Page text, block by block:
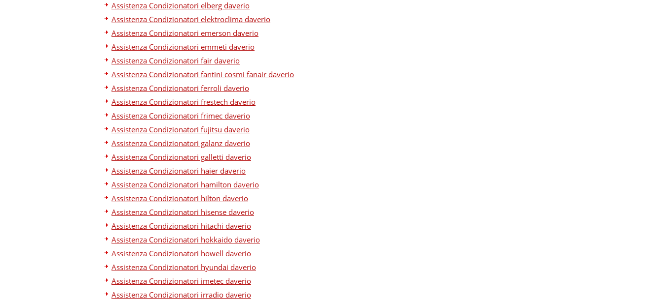
Assistenza Condizionatori elberg daverio
Assistenza Condizionatori elektroclima daverio
Assistenza Condizionatori emerson daverio
Assistenza Condizionatori emmeti daverio
Assistenza Condizionatori fair daverio
Assistenza Condizionatori fantini cosmi fanair daverio
Assistenza Condizionatori ferroli daverio
Assistenza Condizionatori frestech daverio
Assistenza Condizionatori frimec daverio
Assistenza Condizionatori fujitsu daverio
Assistenza Condizionatori galanz daverio
Assistenza Condizionatori galletti daverio
Assistenza Condizionatori haier daverio
Assistenza Condizionatori hamilton daverio
Assistenza Condizionatori hilton daverio
Assistenza Condizionatori hisense daverio
Assistenza Condizionatori hitachi daverio
Assistenza Condizionatori hokkaido daverio
Assistenza Condizionatori howell daverio
Assistenza Condizionatori hyundai daverio
Assistenza Condizionatori imetec daverio
Assistenza Condizionatori irradio daverio